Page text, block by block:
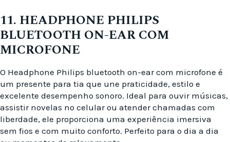
11. HEADPHONE PHILIPS
BLUETOOTH ON-EAR COM
MICROFONE
O Headphone Philips bluetooth on-ear com microfone é
um presente para tia que une praticidade, estilo e
excelente desempenho sonoro. Ideal para ouvir músicas,
assistir novelas no celular ou atender chamadas com
liberdade, ele proporciona uma experiência imersiva
sem fios e com muito conforto. Perfeito para o dia a dia